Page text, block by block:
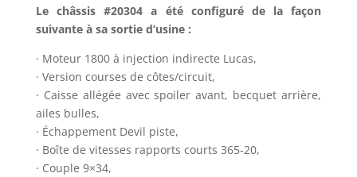
Le châssis #20304 a été configuré de la façon
suivante à sa sortie d’usine :
· Moteur 1800 à injection indirecte Lucas,
· Version courses de côtes/circuit,
· Caisse allégée avec spoiler avant, becquet arrière,
ailes bulles,
· Échappement Devil piste,
· Boîte de vitesses rapports courts 365-20,
· Couple 9×34,